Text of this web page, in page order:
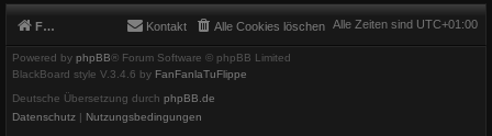
Foren-Übersicht Alle Zeiten sind UTC+01:00
Alle Cookies löschen
Kontakt
Powered by phpBB® Forum Software © phpBB Limited
BlackBoard style V.3.4.6 by FanFanlaTuFlippe
Deutsche Übersetzung durch phpBB.de
Datenschutz
Nutzungsbedingungen